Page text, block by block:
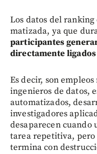
Los datos del
matizada, ya que
participantes
directamente
Es decir, son
ingenieros de datos,
automatizados,
investigadores
desaparecen cuando
tarea repetitiva, pero
termina con